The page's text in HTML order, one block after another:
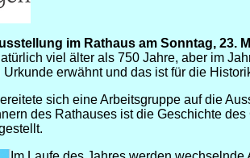
im Rathaus am Sonntag, 23.
viel älter als 750 Jahre, aber im
erwähnt und das ist für die
sich eine Arbeitsgruppe auf die
des Rathauses ist die Geschichte